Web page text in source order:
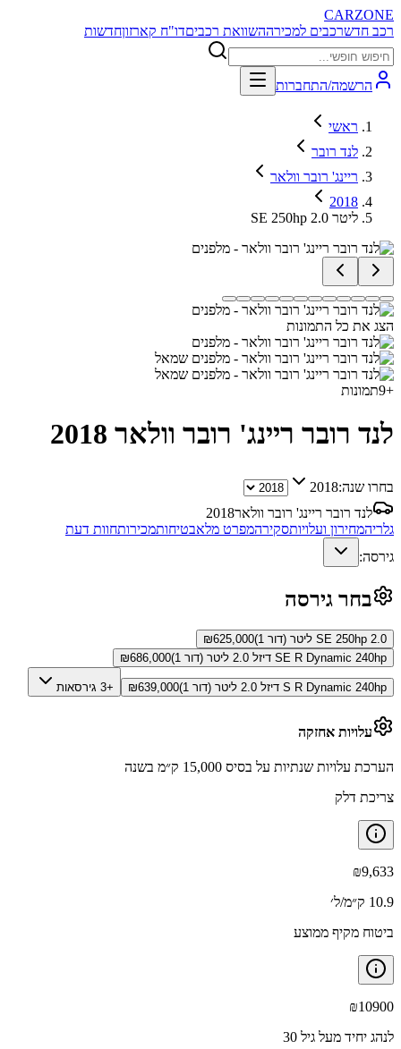
CARZONE
רכב חדשרכבים למכירההשוואת רכביםדו"ח קארזוןחדשות
הרשמה/התחברות
ראשי
לנד רובר
ריינג' רובר וולאר
2018
SE 250hp 2.0 ליטר
הצג את כל התמונות
+
9תמונות
לנד רובר ריינג' רובר וולאר 2018
בחרו שנה:2018
לנד רובר ריינג' רובר וולאר2018
גלריהמחירון ועלויותסקירהמפרט מלאבטיחותמכירותחוות דעת
גירסה:
בחר גירסה
SE 250hp 2.0 ליטר (דור 1) ₪625,000
SE R Dynamic 240hp דיזל 2.0 ליטר (דור 1)
₪686,000
S R Dynamic 240hp דיזל 2.0 ליטר (דור 1) ₪639,000 +3 גירסאות
עלויות אחזקה
הערכת עלויות שנתיות על בסיס 15,000 ק״מ בשנה
צריכת דלק
₪9,633
10.9 ק״מ/ל׳
ביטוח מקיף ממוצע
₪10900
לנהג יחיד מעל גיל 30